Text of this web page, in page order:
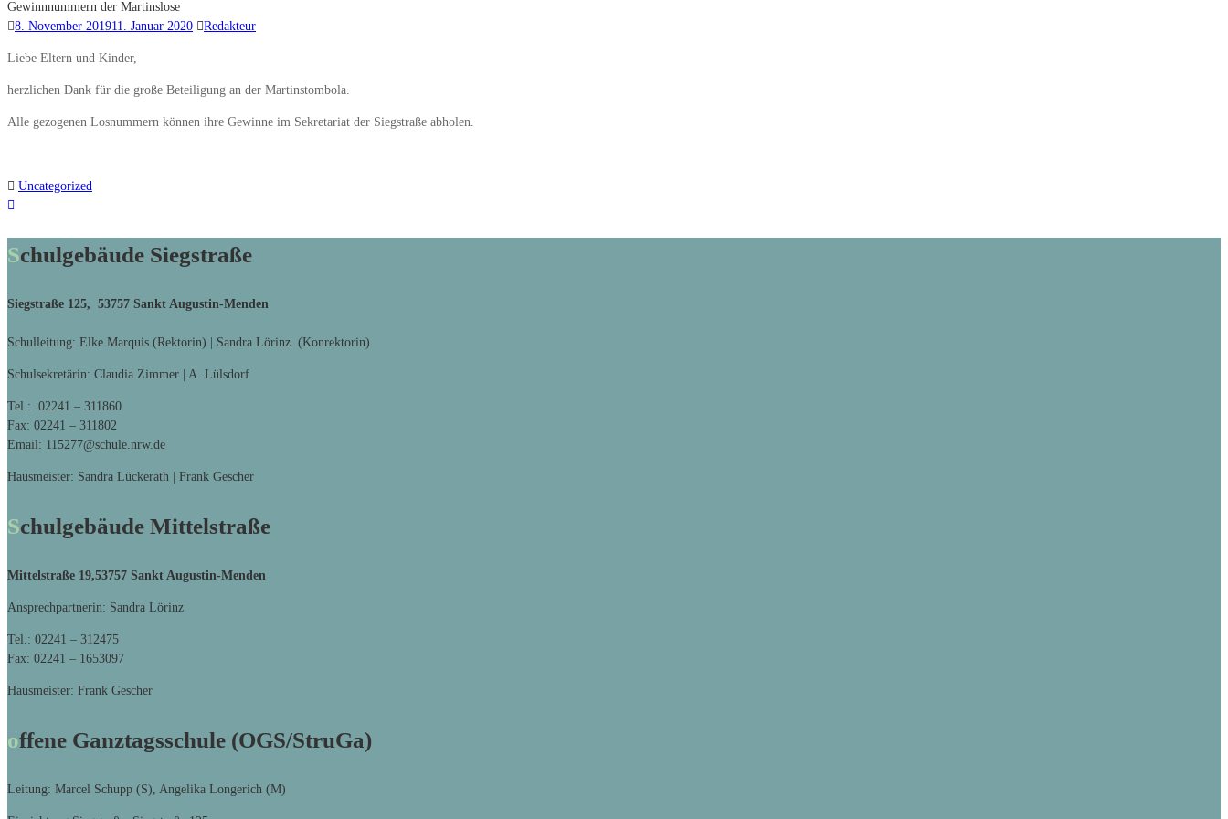
Gewinnnummern der Martinslose
8. November 201911. Januar 2020 Redakteur
Liebe Eltern und Kinder,
herzlichen Dank für die große Beteiligung an der Martinstombola.
Alle gezogenen Losnummern können ihre Gewinne im Sekretariat der Siegstraße abholen.
Uncategorized
Schulgebäude Siegstraße
Siegstraße 125, 53757 Sankt Augustin-Menden
Schulleitung: Elke Marquis (Rektorin) | Sandra Lörinz (Konrektorin)
Schulsekretärin: Claudia Zimmer | A. Lülsdorf
Tel.: 02241 – 311860
Fax: 02241 – 311802
Email: 115277@schule.nrw.de
Hausmeister: Sandra Lückerath | Frank Gescher
Schulgebäude Mittelstraße
Mittelstraße 19,53757 Sankt Augustin-Menden
Ansprechpartnerin: Sandra Lörinz
Tel.: 02241 – 312475
Fax: 02241 – 1653097
Hausmeister: Frank Gescher
offene Ganztagsschule (OGS/StruGa)
Leitung: Marcel Schupp (S), Angelika Longerich (M)